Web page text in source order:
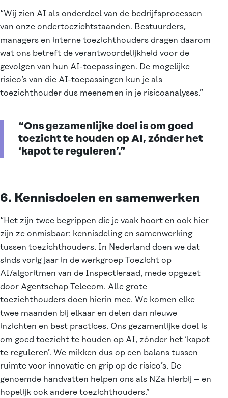
“Wij zien AI als onderdeel van de bedrijfsprocessen
van onze ondertoezichtstaanden. Bestuurders,
managers en interne toezichthouders dragen daarom
wat ons betreft de verantwoordelijkheid voor de
gevolgen van hun AI-toepassingen. De mogelijke
risico’s van die AI-toepassingen kun je als
toezichthouder dus meenemen in je risicoanalyses.”
“Ons gezamenlijke doel is om goed
toezicht te houden op AI, zónder het
‘kapot te reguleren’.”
6. Kennisdoelen en samenwerken
“Het zijn twee begrippen die je vaak hoort en ook hier
zijn ze onmisbaar: kennisdeling en samenwerking
tussen toezichthouders. In Nederland doen we dat
sinds vorig jaar in de werkgroep Toezicht op
AI/algoritmen van de Inspectieraad, mede opgezet
door Agentschap Telecom. Alle grote
toezichthouders doen hierin mee. We komen elke
twee maanden bij elkaar en delen dan nieuwe
inzichten en best practices. Ons gezamenlijke doel is
om goed toezicht te houden op AI, zónder het ‘kapot
te reguleren’. We mikken dus op een balans tussen
ruimte voor innovatie en grip op de risico’s. De
genoemde handvatten helpen ons als NZa hierbij – en
hopelijk ook andere toezichthouders.”